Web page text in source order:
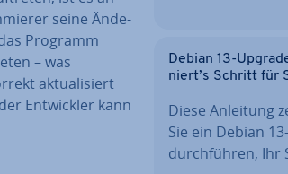
seine Än­de­
Programm
– was
ak­tua­li­siert
Ent­wick­ler kann
Debian 13-
niert’s Schritt für
Diese Anleitung
Sie ein Debian
durch­füh­ren, Ihr